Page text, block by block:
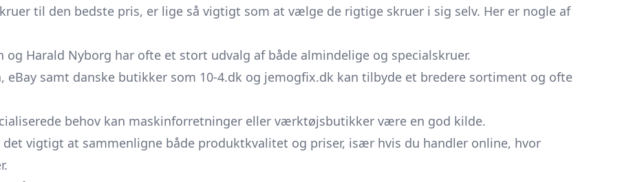
til den bedste pris, er lige så vigtigt som at vælge de rigtige skruer i sig selv. Her er nogle af
og Harald Nyborg har ofte et stort udvalg af både almindelige og specialskruer.
eBay samt danske butikker som 10-4.dk og jemogfix.dk kan tilbyde et bredere sortiment og ofte
behov kan maskinforretninger eller værktøjsbutikker være en god kilde.
vigtigt at sammenligne både produktkvalitet og priser, især hvis du handler online, hvor